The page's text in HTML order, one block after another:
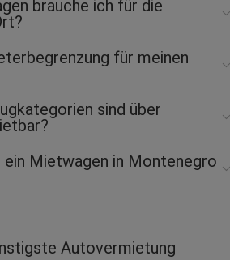
brauche ich für die
für meinen
sind über
Mietwagen in Montenegro
Autovermietung